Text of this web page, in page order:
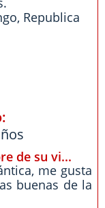
, Republica
de su vi...
me gusta
buenas de la